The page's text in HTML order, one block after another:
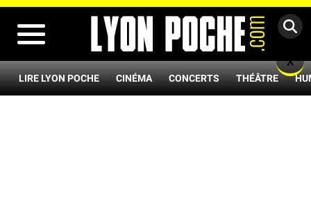
LIRE LYON POCHE CINÉMA CONCERTS THÉÂTRE
X